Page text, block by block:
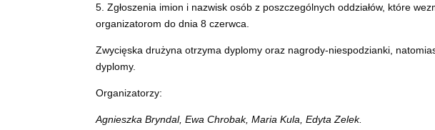
5. Zgłoszenia imion i nazwisk osób z poszczególnych oddziałów, które
organizatorom do dnia 8 czerwca.
Zwycięska drużyna otrzyma dyplomy oraz nagrody-niespodzianki,
dyplomy.
Organizatorzy:
Agnieszka Bryndal, Ewa Chrobak, Maria Kula, Edyta Zelek.